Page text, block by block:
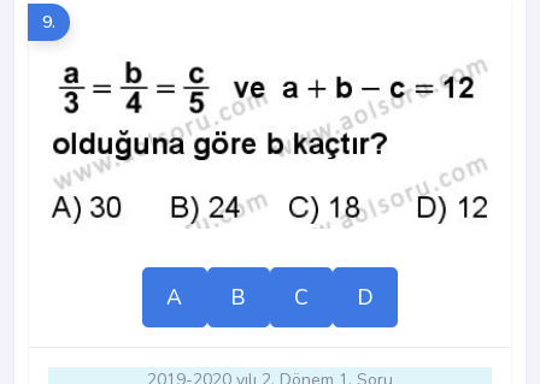
9.
A B C D